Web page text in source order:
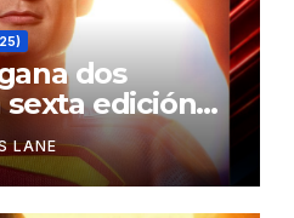
dos
edición
Super
LANE